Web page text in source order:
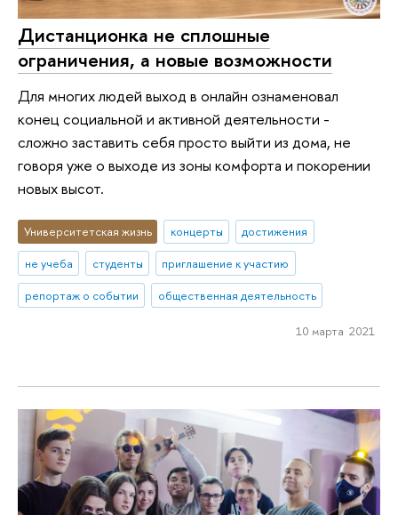
Дистанционка не сплошные
ограничения, а новые возможности
Для многих людей выход в онлайн ознаменовал
конец социальной и активной деятельности -
сложно заставить себя просто выйти из дома, не
говоря уже о выходе из зоны комфорта и покорении
новых высот.
Университетская жизнь концерты
достижения
не учеба
студенты
приглашение к участию
репортаж о событии
общественная деятельность
10 марта 2021